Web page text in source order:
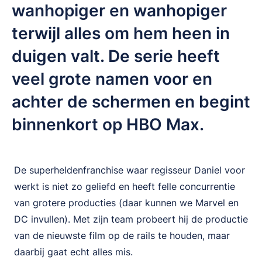
wanhopiger en wanhopiger
terwijl alles om hem heen in
duigen valt. De serie heeft
veel grote namen voor en
achter de schermen en begint
binnenkort op HBO Max.
De superheldenfranchise waar regisseur Daniel voor
werkt is niet zo geliefd en heeft felle concurrentie
van grotere producties (daar kunnen we Marvel en
DC invullen). Met zijn team probeert hij de productie
van de nieuwste film op de rails te houden, maar
daarbij gaat echt alles mis.